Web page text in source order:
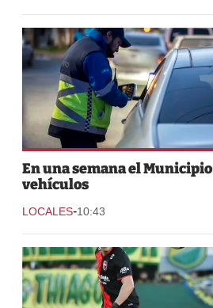
En una semana el
vehículos
LOCALES-10:43